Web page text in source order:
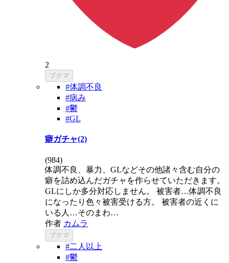
2
ブクマ
#体調不良
#病み
#鬱
#GL
癖ガチャ(2)
(984)
体調不良、暴力、GLなどその他諸々含む自分の
癖を詰め込んだガチャを作らせていただきます。
GLにしか多分対応しません。 被害者…体調不良
になったり色々被害受ける方。 被害者の近くに
いる人…そのまわ…
作者 カムラ
ブクマ
#二人以上
#鬱